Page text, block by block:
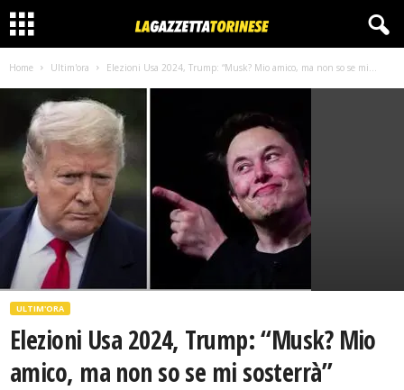
Home Ultim'ora Elezioni Usa 2024, Trump: “Musk? Mio amico, ma non so se mi...
ULTIM'ORA
Elezioni Usa 2024, Trump: “Musk? Mio
amico, ma non so se mi sosterrà”